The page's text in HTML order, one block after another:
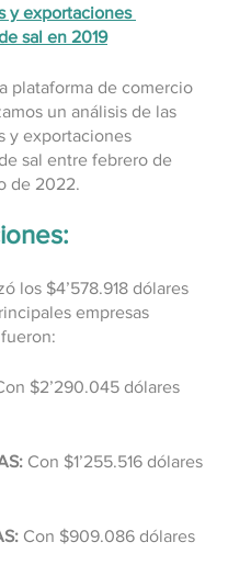
y exportaciones
sal en 2019
plataforma de comercio
un análisis de las
y exportaciones
sal entre febrero de
de 2022.
los $4’578.918 dólares
empresas
$2’290.045 dólares
Con $1’255.516 dólares
Con $909.086 dólares